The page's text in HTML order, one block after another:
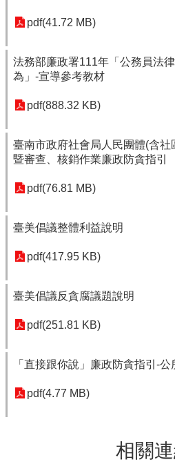
pdf(41.72 MB)
法務部廉政署111年「公務員法
為」-宣導參考教材
pdf(888.32 KB)
臺南市政府社會局人民團體(含
暨審查、核銷作業廉政防貪指引
pdf(76.81 MB)
臺美倡議整體利益說明
pdf(417.95 KB)
臺美倡議反貪腐議題說明
pdf(251.81 KB)
「直接跟你說」廉政防貪指引-公
pdf(4.77 MB)
相關